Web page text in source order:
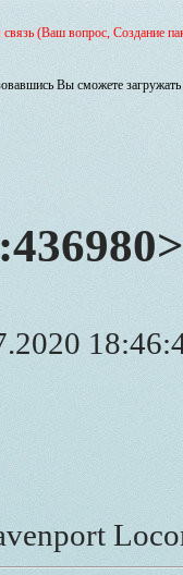
связь (Ваш вопрос, Создание
Вы сможете